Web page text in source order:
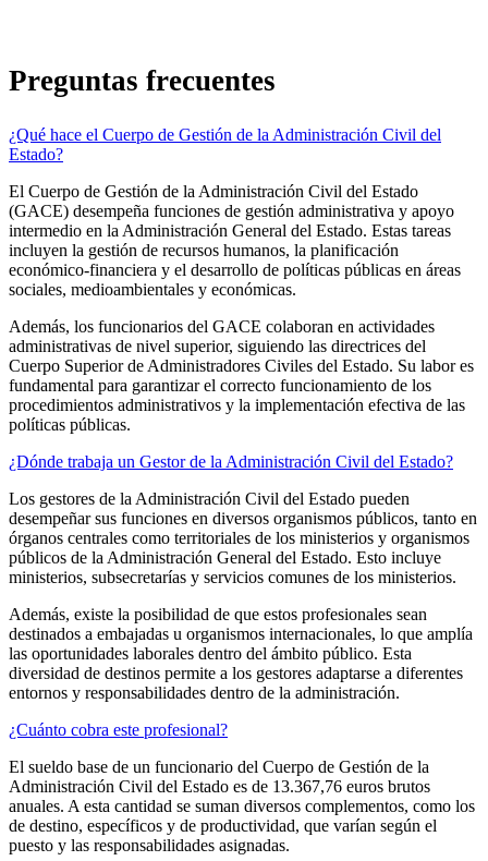
Preguntas frecuentes
¿Qué hace el Cuerpo de Gestión de la Administración Civil del
Estado?
El Cuerpo de Gestión de la Administración Civil del Estado
(GACE) desempeña funciones de gestión administrativa y apoyo
intermedio en la Administración General del Estado. Estas tareas
incluyen la gestión de recursos humanos, la planificación
económico-financiera y el desarrollo de políticas públicas en áreas
sociales, medioambientales y económicas.
Además, los funcionarios del GACE colaboran en actividades
administrativas de nivel superior, siguiendo las directrices del
Cuerpo Superior de Administradores Civiles del Estado. Su labor es
fundamental para garantizar el correcto funcionamiento de los
procedimientos administrativos y la implementación efectiva de las
políticas públicas.
¿Dónde trabaja un Gestor de la Administración Civil del Estado?
Los gestores de la Administración Civil del Estado pueden
desempeñar sus funciones en diversos organismos públicos, tanto en
órganos centrales como territoriales de los ministerios y organismos
públicos de la Administración General del Estado. Esto incluye
ministerios, subsecretarías y servicios comunes de los ministerios.
Además, existe la posibilidad de que estos profesionales sean
destinados a embajadas u organismos internacionales, lo que amplía
las oportunidades laborales dentro del ámbito público. Esta
diversidad de destinos permite a los gestores adaptarse a diferentes
entornos y responsabilidades dentro de la administración.
¿Cuánto cobra este profesional?
El sueldo base de un funcionario del Cuerpo de Gestión de la
Administración Civil del Estado es de 13.367,76 euros brutos
anuales. A esta cantidad se suman diversos complementos, como los
de destino, específicos y de productividad, que varían según el
puesto y las responsabilidades asignadas.